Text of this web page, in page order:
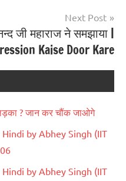
Next Post
जी महाराज ने समझाया |
Kaise Door Kare
? जान कर चौंक जाओगे
by Abhey Singh (IIT
by Abhey Singh (IIT